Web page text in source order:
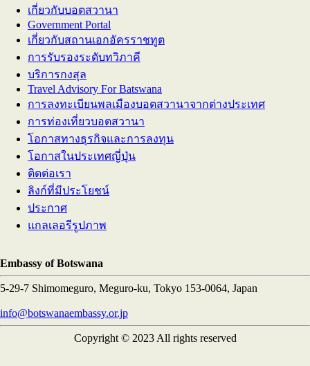
เกี่ยวกับบอตสวานา
Government Portal
เกี่ยวกับสถานเอกอัครราชทูต
การรับรองระดับทวิภาคี
บริการกงสุล
Travel Advisory For Batswana
การลงทะเบียนพลเมืองบอตสวานาจากต่างประเทศ
การท่องเที่ยวบอตสวานา
โอกาสทางธุรกิจและการลงทุน
โอกาสในประเทศญี่ปุ่น
ติดต่อเรา
ลิงก์ที่มีประโยชน์
ประกาศ
แกลเลอรีรูปภาพ
Embassy of Botswana
5-29-7 Shimomeguro, Meguro-ku, Tokyo 153-0064, Japan
info@botswanaembassy.or.jp
Copyright © 2023 All rights reserved